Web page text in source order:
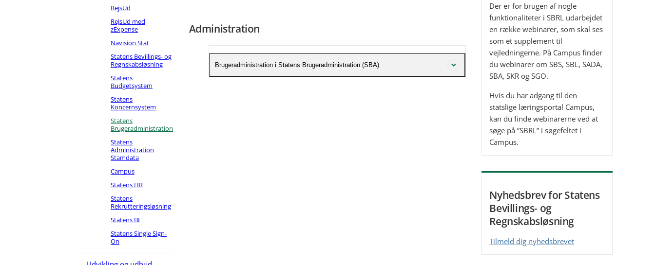
RejsUd
RejsUd med
zExpense
Navision Stat
Statens Bevillings- og
Regnskabsløsning
Statens
Budgetsystem
Statens
Koncernsystem
Statens
Brugeradministration
Statens
Administration
Stamdata
Campus
Statens HR
Statens
Rekrutteringsløsning
Statens BI
Statens Single Sign-
On
Administration
Brugeradministration i Statens Brugeradministration (SBA)
Der er for brugen af nogle
funktionaliteter i SBRL udarbejdet
en række webinarer, som skal ses
som et supplement til
vejledningerne. På Campus finder
du webinarer om SBS, SBL, SADA,
SBA, SKR og SGO.
Hvis du har adgang til den
statslige læringsportal Campus,
kan du finde webinarerne ved at
søge på ”SBRL” i søgefeltet i
Campus.
Nyhedsbrev for Statens
Bevillings- og
Regnskabsløsning
Tilmeld dig nyhedsbrevet